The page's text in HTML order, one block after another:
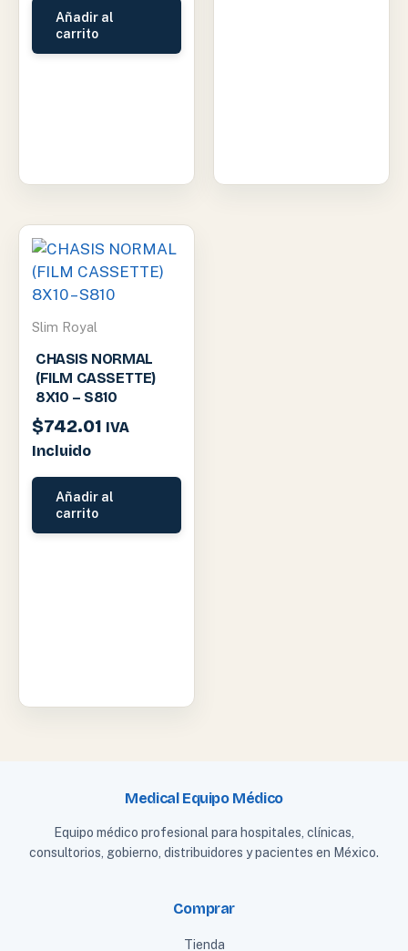
Añadir al
carrito
Slim Royal
CHASIS NORMAL
(FILM CASSETTE)
8X10 – S810
$742.01 IVA
Incluido
Añadir al
carrito
Medical Equipo Médico
Equipo médico profesional para hospitales, clínicas,
consultorios, gobierno, distribuidores y pacientes en México.
Comprar
Tienda